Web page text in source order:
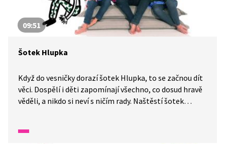
09:51
Šotek Hlupka
Když do vesničky dorazí šotek Hlupka, to se začnou dít
věci. Dospělí i děti zapomínají všechno, co dosud hravě
věděli, a nikdo si neví s ničím rady. Naštěstí šotek
babičky se šotkem zatočí.